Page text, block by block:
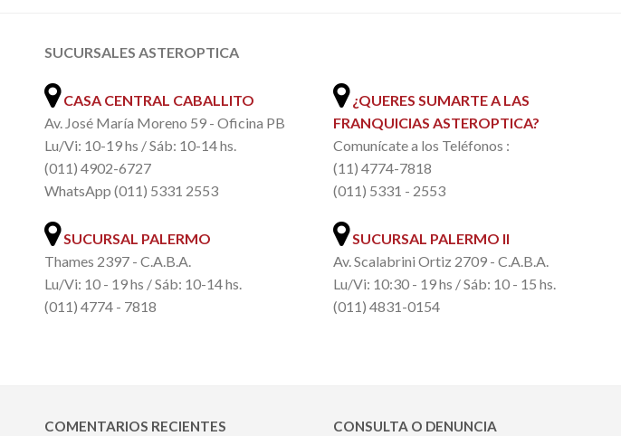
SUCURSALES ASTEROPTICA
CASA CENTRAL CABALLITO
Av. José María Moreno 59 - Oficina PB
Lu/Vi: 10-19 hs / Sáb: 10-14 hs.
(011) 4902-6727
WhatsApp (011) 5331 2553
SUCURSAL PALERMO
Thames 2397 - C.A.B.A.
Lu/Vi: 10 - 19 hs / Sáb: 10-14 hs.
(011) 4774 - 7818
¿QUERES SUMARTE A LAS
FRANQUICIAS ASTEROPTICA?
Comunícate a los Teléfonos :
(11) 4774-7818
(011) 5331 - 2553
SUCURSAL PALERMO II
Av. Scalabrini Ortiz 2709 - C.A.B.A.
Lu/Vi: 10:30 - 19 hs / Sáb: 10 - 15 hs.
(011) 4831-0154
COMENTARIOS RECIENTES CONSULTA O DENUNCIA